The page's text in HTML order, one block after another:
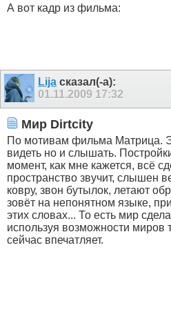
А вот кадр из фильма:
Lija сказал(-а):
01.11.2009 17:32
Мир Dirtcity
По мотивам фильма Матрица.
видеть но и слышать.
момент, как мне кажется, всё
пространство звучит, слышен
ковру, звон бутылок, летают
зовёт на непонятном языке,
этих словах... То есть мир
используя возможности миров
сейчас впечатляет.